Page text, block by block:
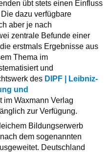
übt stets einen Einfluss
dazu verfügbare
aber je nach
zentrale Befunde einer
erstmals Ergebnisse aus
Thema im
und
des DIPF | Leibniz-
und
im Waxmann Verlag
zur Verfügung.
Bildungserwerb
dem sogenannten
Deutschland